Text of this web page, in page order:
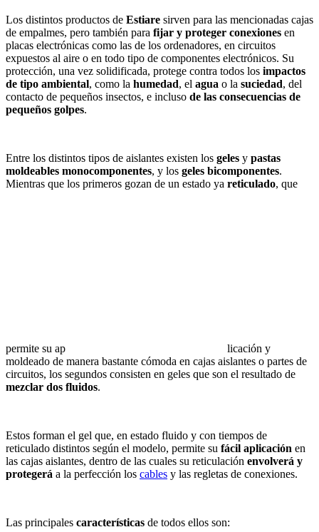
Los distintos productos de Estiare sirven para las mencionadas cajas
de empalmes, pero también para fijar y proteger conexiones en
placas electrónicas como las de los ordenadores, en circuitos
expuestos al aire o en todo tipo de componentes electrónicos. Su
protección, una vez solidificada, protege contra todos los impactos
de tipo ambiental, como la humedad, el agua o la suciedad, del
contacto de pequeños insectos, e incluso de las consecuencias de
pequeños golpes.
Entre los distintos tipos de aislantes existen los geles y pastas
moldeables monocomponentes, y los geles bicomponentes.
Mientras que los primeros gozan de un estado ya reticulado, que
permite su ap
licación y
moldeado de manera bastante cómoda en cajas aislantes o partes de
circuitos, los segundos consisten en geles que son el resultado de
mezclar dos fluidos.
Estos forman el gel que, en estado fluido y con tiempos de
reticulado distintos según el modelo, permite su fácil aplicación en
las cajas aislantes, dentro de las cuales su reticulación envolverá y
protegerá a la perfección los cables y las regletas de conexiones.
Las principales características de todos ellos son: